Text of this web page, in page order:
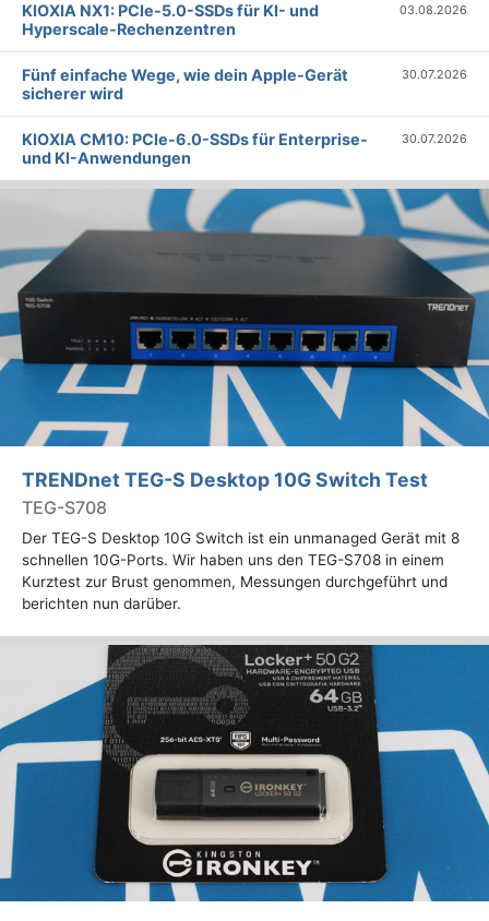
KIOXIA NX1: PCIe-5.0-SSDs für KI- und
Hyperscale-Rechenzentren
03.08.2026
Fünf einfache Wege, wie dein Apple-Gerät
sicherer wird
30.07.2026
KIOXIA CM10: PCIe-6.0-SSDs für Enterprise-
und KI-Anwendungen
30.07.2026
TRENDnet TEG-S Desktop 10G Switch Test
TEG-S708
Der TEG-S Desktop 10G Switch ist ein unmanaged Gerät mit 8
schnellen 10G-Ports. Wir haben uns den TEG-S708 in einem
Kurztest zur Brust genommen, Messungen durchgeführt und
berichten nun darüber.